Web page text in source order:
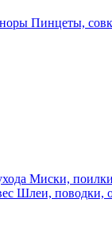
Пинцеты,
Миски, поилки
Шлеи, поводки,